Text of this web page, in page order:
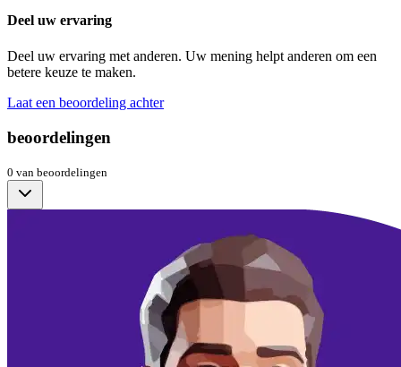
Deel uw ervaring
Deel uw ervaring met anderen. Uw mening helpt anderen om een
betere keuze te maken.
Laat een beoordeling achter
beoordelingen
0 van beoordelingen